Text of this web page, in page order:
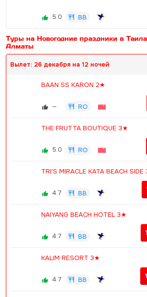
5.0 BB
Туры на Новогодние праздники в
Алматы
Вылет: 26 декабря на 12 ночей
BAAN SS KARON 2★
— RO
THE FRUTTA BOUTIQUE 3★
5.0 RO
TRI'S MIRACLE KATA BEACH
4.7 BB
NAIYANG BEACH HOTEL 3★
4.7 BB
KALIM RESORT 3★
4.7 BB